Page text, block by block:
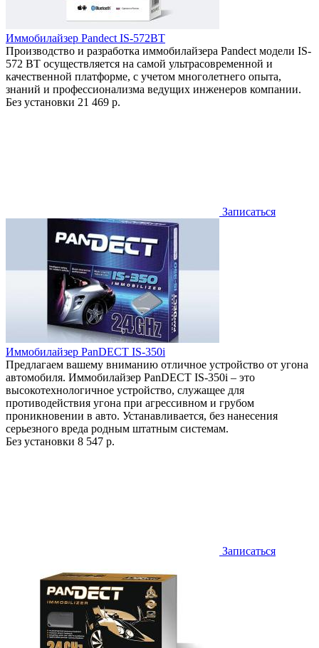
Иммобилайзер Pandect IS-572BT
Производство и разработка иммобилайзера Pandect модели IS-
572 BT осуществляется на самой ультрасовременной и
качественной платформе, с учетом многолетнего опыта,
знаний и профессионализма ведущих инженеров компании.
Без установки 21 469 р.
Записаться
Иммобилайзер PanDECT IS-350i
Предлагаем вашему вниманию отличное устройство от угона
автомобиля. Иммобилайзер PanDECT IS-350i – это
высокотехнологичное устройство, служащее для
противодействия угона при агрессивном и грубом
проникновении в авто. Устанавливается, без нанесения
серьезного вреда родным штатным системам.
Без установки 8 547 р.
Записаться